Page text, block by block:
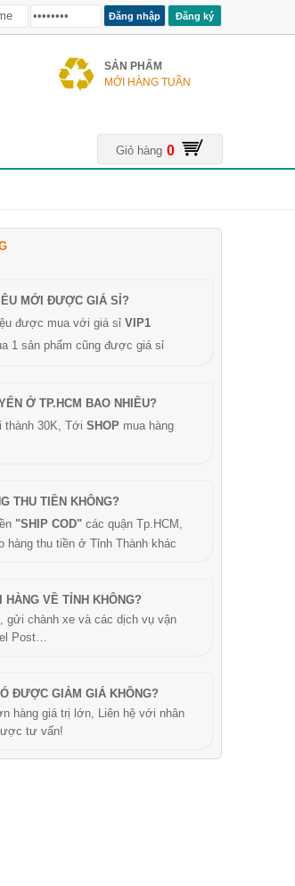
Đăng ký
SẢN PHẨM
MỚI HÀNG TUẦN
Giỏ hàng 0
MỚI ĐƯỢC GIÁ SỈ?
được mua với giá sỉ VIP1
1 sản phẩm cũng được giá sỉ
Ở TP.HCM BAO NHIÊU?
thành 30K, Tới SHOP mua hàng
THU TIỀN KHÔNG?
"SHIP COD" các quận Tp.HCM,
hàng thu tiền ở Tỉnh Thành khác
HÀNG VỀ TỈNH KHÔNG?
gửi chành xe và các dịch vụ vận
Post…
ĐƯỢC GIẢM GIÁ KHÔNG?
hàng giá trị lớn, Liên hệ với nhân
tư vấn!